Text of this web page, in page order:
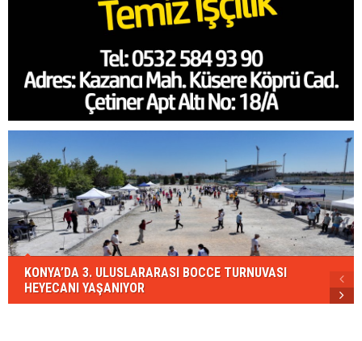
KONYA’DA 3. ULUSLARARASI BOCCE TURNUVASI
HEYECANI YAŞANIYOR